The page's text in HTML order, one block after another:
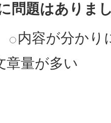
問題はありま
内容が分かり
章量が多い